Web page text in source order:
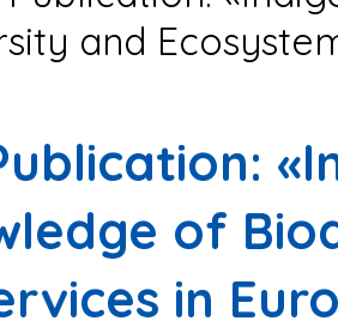
and
of
in